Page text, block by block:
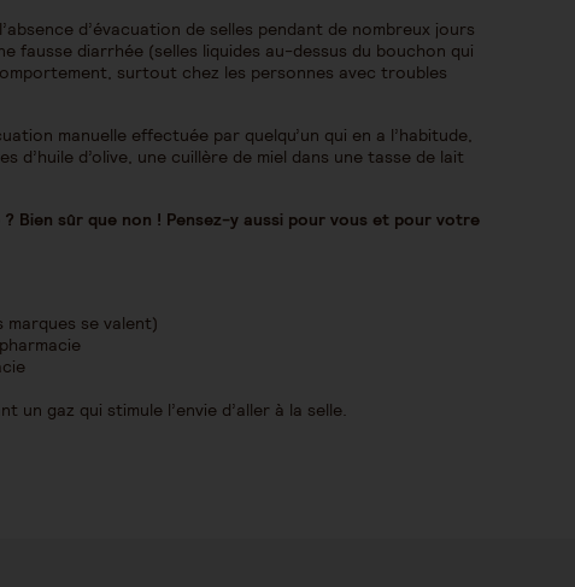
d’évacuation de selles pendant de nombreux jours
fausse diarrhée (selles liquides au-dessus du bouchon qui
surtout chez les personnes avec troubles
manuelle effectuée par quelqu’un qui en a l’habitude,
d’huile d’olive, une cuillère de miel dans une tasse de lait
Bien sûr que non ! Pensez-y aussi pour vous et pour votre
marques se valent)
gaz qui stimule l’envie d’aller à la selle.